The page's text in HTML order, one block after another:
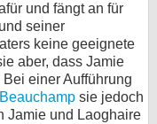
und fängt an für
seiner
keine geeignete
aber, dass Jamie
einer Aufführung
sie jedoch
Jamie und Laoghaire